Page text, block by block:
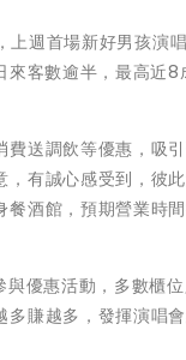
上週首場新好男孩演
來客數逾半，最高近8
送調飲等優惠，吸
有誠心感受到，彼
餐酒館，預期營業時
優惠活動，多數櫃
賺越多，發揮演唱